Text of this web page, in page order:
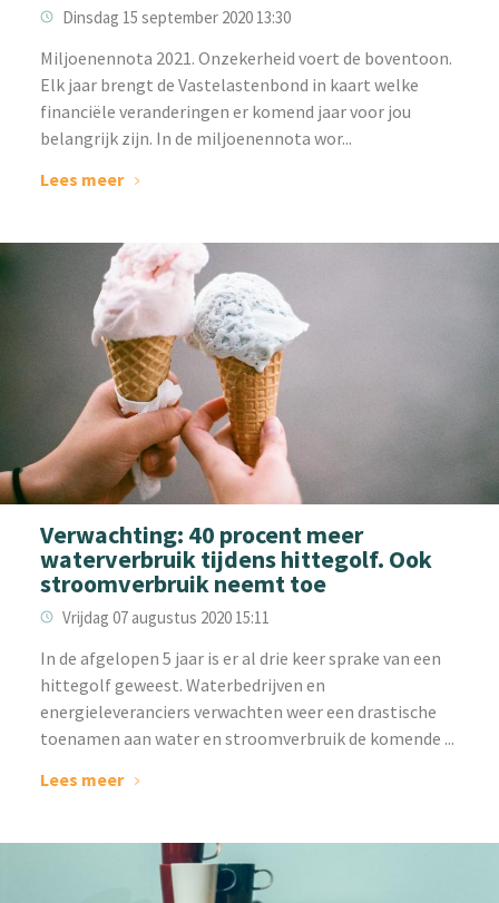
Dinsdag 15 september 2020 13:30
Miljoenennota 2021. Onzekerheid voert de boventoon.
Elk jaar brengt de Vastelastenbond in kaart welke
financiële veranderingen er komend jaar voor jou
belangrijk zijn. In de miljoenennota wor...
Lees meer
Verwachting: 40 procent meer
waterverbruik tijdens hittegolf. Ook
stroomverbruik neemt toe
Vrijdag 07 augustus 2020 15:11
In de afgelopen 5 jaar is er al drie keer sprake van een
hittegolf geweest. Waterbedrijven en
energieleveranciers verwachten weer een drastische
toenamen aan water en stroomverbruik de komende ...
Lees meer